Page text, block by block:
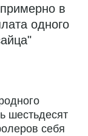
в
одного
шестьдесят
себя